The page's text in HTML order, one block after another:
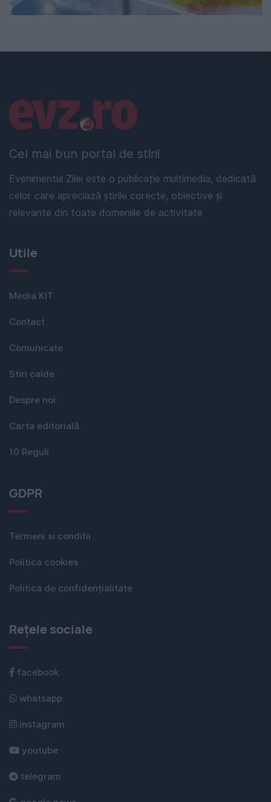
Cel mai bun portal de stiri!
Evenimentul Zilei este o publicație multimedia, dedicată
celor care apreciază știrile corecte, obiective și
relevante din toate domeniile de activitate
Linkuri utile
Utile
Media KIT
Contact
Comunicate
Stiri calde
Despre noi
Carta editorială
10 Reguli
GDPR
Termeni si conditii
Politica cookies
Politica de confidențialitate
Rețele sociale
facebook
whatsapp
instagram
youtube
telegram